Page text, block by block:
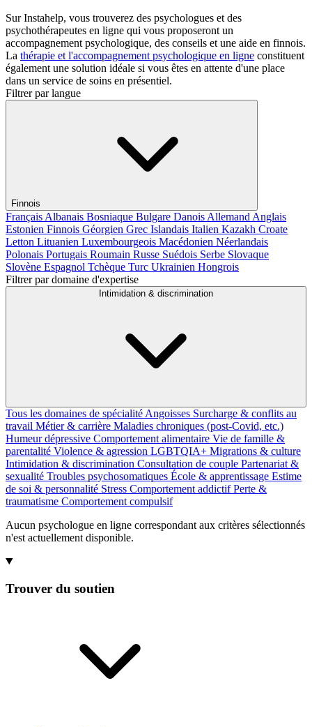
Sur Instahelp, vous trouverez des psychologues et des
psychothérapeutes en ligne qui vous proposeront un
accompagnement psychologique, des conseils et une aide en finnois.
La thérapie et l'accompagnement psychologique en ligne constituent
également une solution idéale si vous êtes en attente d'une place
dans un service de soins en présentiel.
Filtrer par langue
Finnois
Français Albanais Bosniaque Bulgare Danois Allemand Anglais
Estonien Finnois Géorgien Grec Islandais Italien Kazakh Croate
Letton Lituanien Luxembourgeois Macédonien Néerlandais
Polonais Portugais Roumain Russe Suédois Serbe Slovaque
Slovène Espagnol Tchèque Turc Ukrainien Hongrois
Filtrer par domaine d'expertise
Intimidation & discrimination
Tous les domaines de spécialité Angoisses Surcharge & conflits au
travail Métier & carrière Maladies chroniques (post-Covid, etc.)
Humeur dépressive Comportement alimentaire Vie de famille &
parentalité Violence & agression LGBTQIA+ Migrations & culture
Intimidation & discrimination Consultation de couple Partenariat &
sexualité Troubles psychosomatiques École & apprentissage Estime
de soi & personnalité Stress Comportement addictifPerte &
traumatisme Comportement compulsif
Aucun psychologue en ligne correspondant aux critères sélectionnés
n'est actuellement disponible.
Trouver du soutien